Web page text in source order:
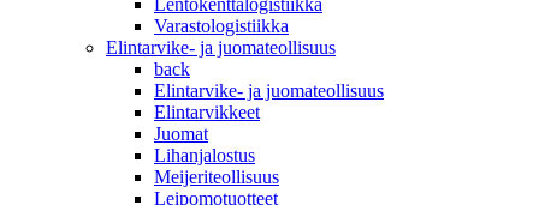
Lentokenttälogistiikka
Varastologistiikka
Elintarvike- ja juomateollisuus
back
Elintarvike- ja juomateollisuus
Elintarvikkeet
Juomat
Lihanjalostus
Meijeriteollisuus
Leipomotuotteet